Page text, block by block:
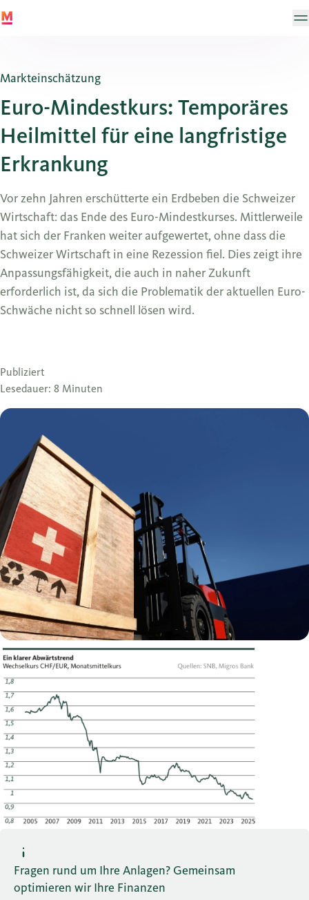
Markteinschätzung
Euro-Mindestkurs: Temporäres
Heilmittel für eine langfristige
Erkrankung
Vor zehn Jahren erschütterte ein Erdbeben die Schweizer
Wirtschaft: das Ende des Euro-Mindestkurses. Mittlerweile
hat sich der Franken weiter aufgewertet, ohne dass die
Schweizer Wirtschaft in eine Rezession fiel. Dies zeigt ihre
Anpassungsfähigkeit, die auch in naher Zukunft
erforderlich ist, da sich die Problematik der aktuellen Euro-
Schwäche nicht so schnell lösen wird.
Publiziert
Lesedauer: 8 Minuten
Fragen rund um Ihre Anlagen? Gemeinsam
optimieren wir Ihre Finanzen